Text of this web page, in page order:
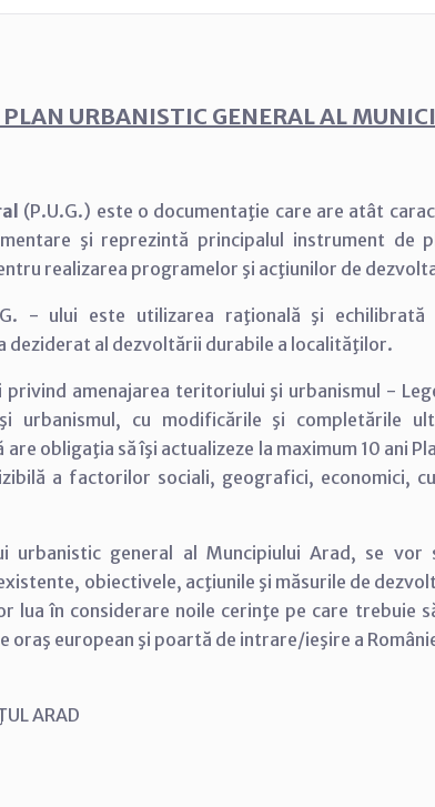
URBANISTIC GENERAL AL
(P.U.G.) este o documentaţie care are atât
şi reprezintă principalul instrument de
realizarea programelor şi acţiunilor de
- ului este utilizarea raţională şi echilibrată
deziderat al dezvoltării durabile a localităţilor.
amenajarea teritoriului şi urbanismul -
urbanismul, cu modificările şi completările
obligaţia să îşi actualizeze la maximum 10 ani
a factorilor sociali, geografici, economici,
urbanistic general al Muncipiului Arad, se vor
obiectivele, acţiunile şi măsurile de
lua în considerare noile cerinţe pe care trebuie
oraş european şi poartă de intrare/ieşire a
ARAD